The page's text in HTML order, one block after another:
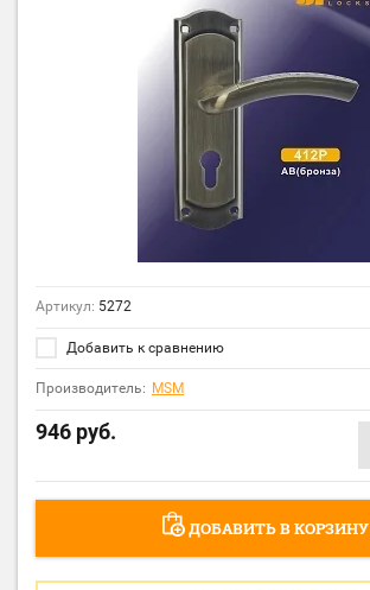
Артикул: 5272
Добавить к сравнению
Производитель: MSM
946 руб.
ДОБАВИТЬ В КОРЗИНУ